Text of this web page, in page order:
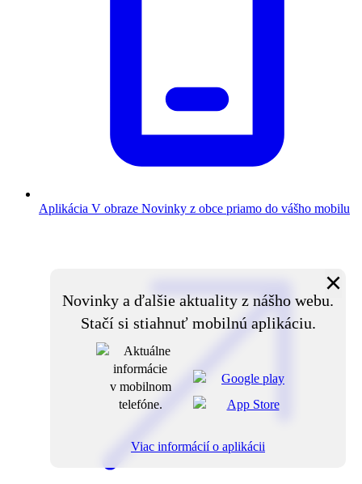
Aplikácia V obraze Novinky z obce priamo do vášho mobilu
Novinky a ďalšie aktuality z nášho webu.
Stačí si stiahnuť mobilnú aplikáciu.
×
Viac informácií o aplikácii